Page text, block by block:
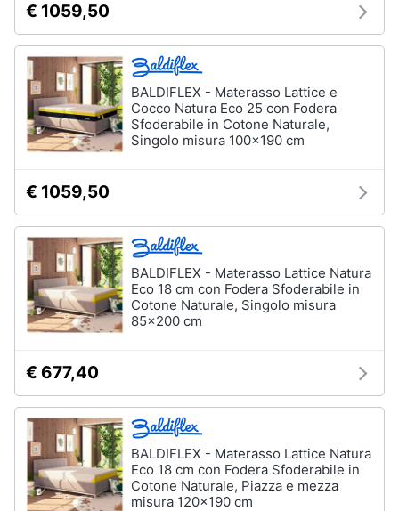
€ 1059,50
BALDIFLEX - Materasso Lattice e
Cocco Natura Eco 25 con Fodera
Sfoderabile in Cotone Naturale,
Singolo misura 100x190 cm
€ 1059,50
BALDIFLEX - Materasso Lattice Natura
Eco 18 cm con Fodera Sfoderabile in
Cotone Naturale, Singolo misura
85x200 cm
€ 677,40
BALDIFLEX - Materasso Lattice Natura
Eco 18 cm con Fodera Sfoderabile in
Cotone Naturale, Piazza e mezza
misura 120x190 cm